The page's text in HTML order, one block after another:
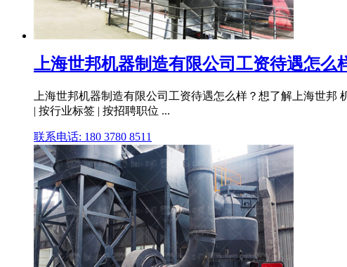
上海世邦机器制造有限公司工资待遇怎么
上海世邦机器制造有限公司工资待遇怎么样？想了解上海世
| 按行业标签 | 按招聘职位 ...
联系电话: 180 3780 8511